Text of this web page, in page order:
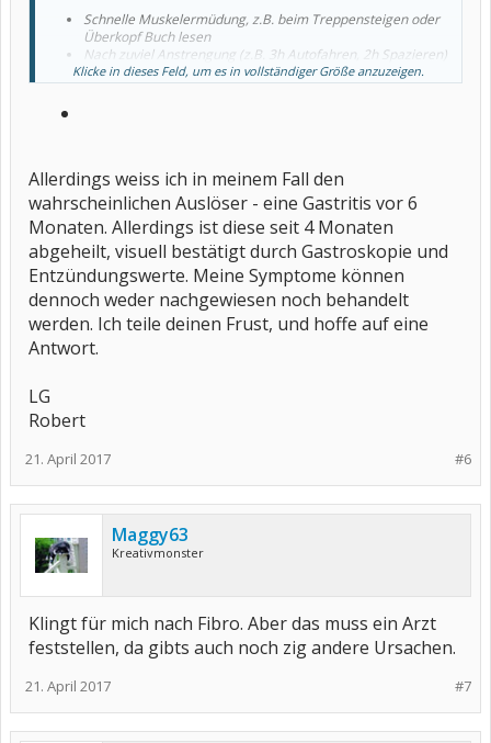
Schnelle Muskelermüdung, z.B. beim Treppensteigen oder
Überkopf Buch lesen
Nach zuviel Anstrengung (z.B. 3h Autofahren, 2h Spazieren)
am nächsten Tag körperlich erschöpft, geistiger Nebel
ganz neu: morgens eiskalte Hände
Klicke in dieses Feld, um es in vollständiger Größe anzuzeigen.
Allerdings weiss ich in meinem Fall den
wahrscheinlichen Auslöser - eine Gastritis vor 6
Monaten. Allerdings ist diese seit 4 Monaten
abgeheilt, visuell bestätigt durch Gastroskopie und
Entzündungswerte. Meine Symptome können
dennoch weder nachgewiesen noch behandelt
werden. Ich teile deinen Frust, und hoffe auf eine
Antwort.
LG
Robert
#6
21. April 2017
Maggy63
Kreativmonster
Klingt für mich nach Fibro. Aber das muss ein Arzt
feststellen, da gibts auch noch zig andere Ursachen.
#7
21. April 2017